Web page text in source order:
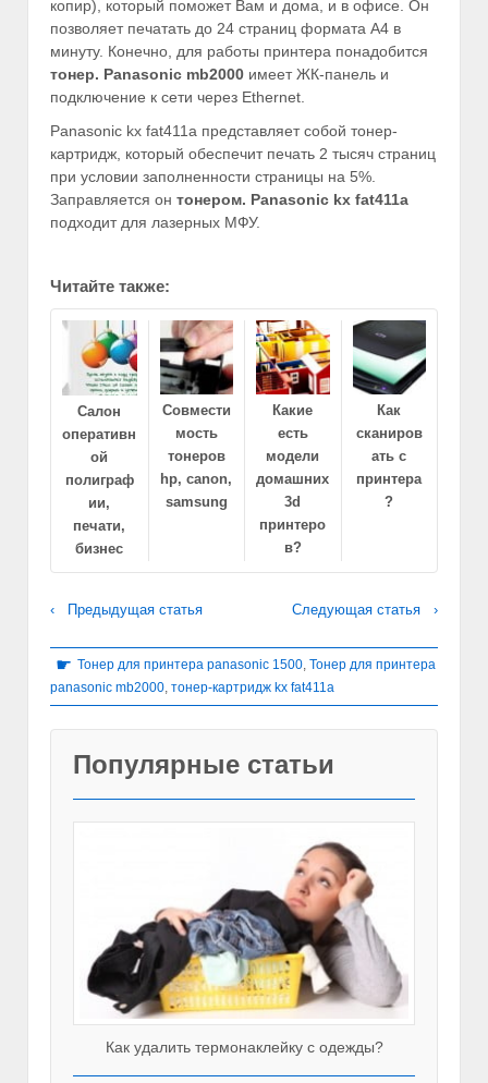
копир), который поможет Вам и дома, и в офисе. Он
позволяет печатать до 24 страниц формата А4 в
минуту. Конечно, для работы принтера понадобится
тонер. Panasonic mb2000 имеет ЖК-панель и
подключение к сети через Ethernet.
Panasonic kx fat411a представляет собой тонер-
картридж, который обеспечит печать 2 тысяч страниц
при условии заполненности страницы на 5%.
Заправляется он тонером. Panasonic kx fat411a
подходит для лазерных МФУ.
Читайте также:
Салон
оперативн
ой
полиграф
ии,
печати,
бизнес
Совмести
мость
тонеров
hp, canon,
samsung
Какие
есть
модели
домашних
3d
принтеро
в?
Как
сканиров
ать с
принтера
?
‹ Предыдущая статья Следующая статья ›
☛ Тонер для принтера panasonic 1500 Тонер для принтера
panasonic mb2000 тонер-картридж kx fat411a
Популярные статьи
Как удалить термонаклейку с одежды?